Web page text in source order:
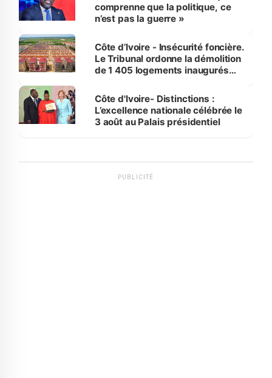
comprenne que la politique, ce
n’est pas la guerre »
Côte d’Ivoire - Insécurité foncière.
Le Tribunal ordonne la démolition
de 1 405 logements inaugurés
Bassam
Côte d'Ivoire- Distinctions :
L’excellence nationale célébrée le
3 août au Palais présidentiel
PUBLICITÉ